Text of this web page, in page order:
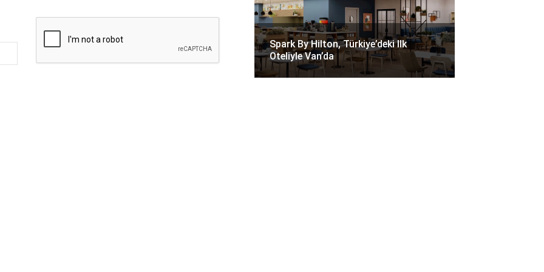
Spark By Hilton, Türkiye’deki Ilk
Oteliyle Van’da